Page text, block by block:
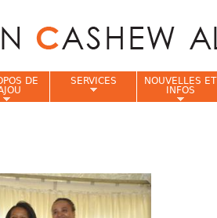
DE
SERVICES
NOUVELLES ET
INFOS